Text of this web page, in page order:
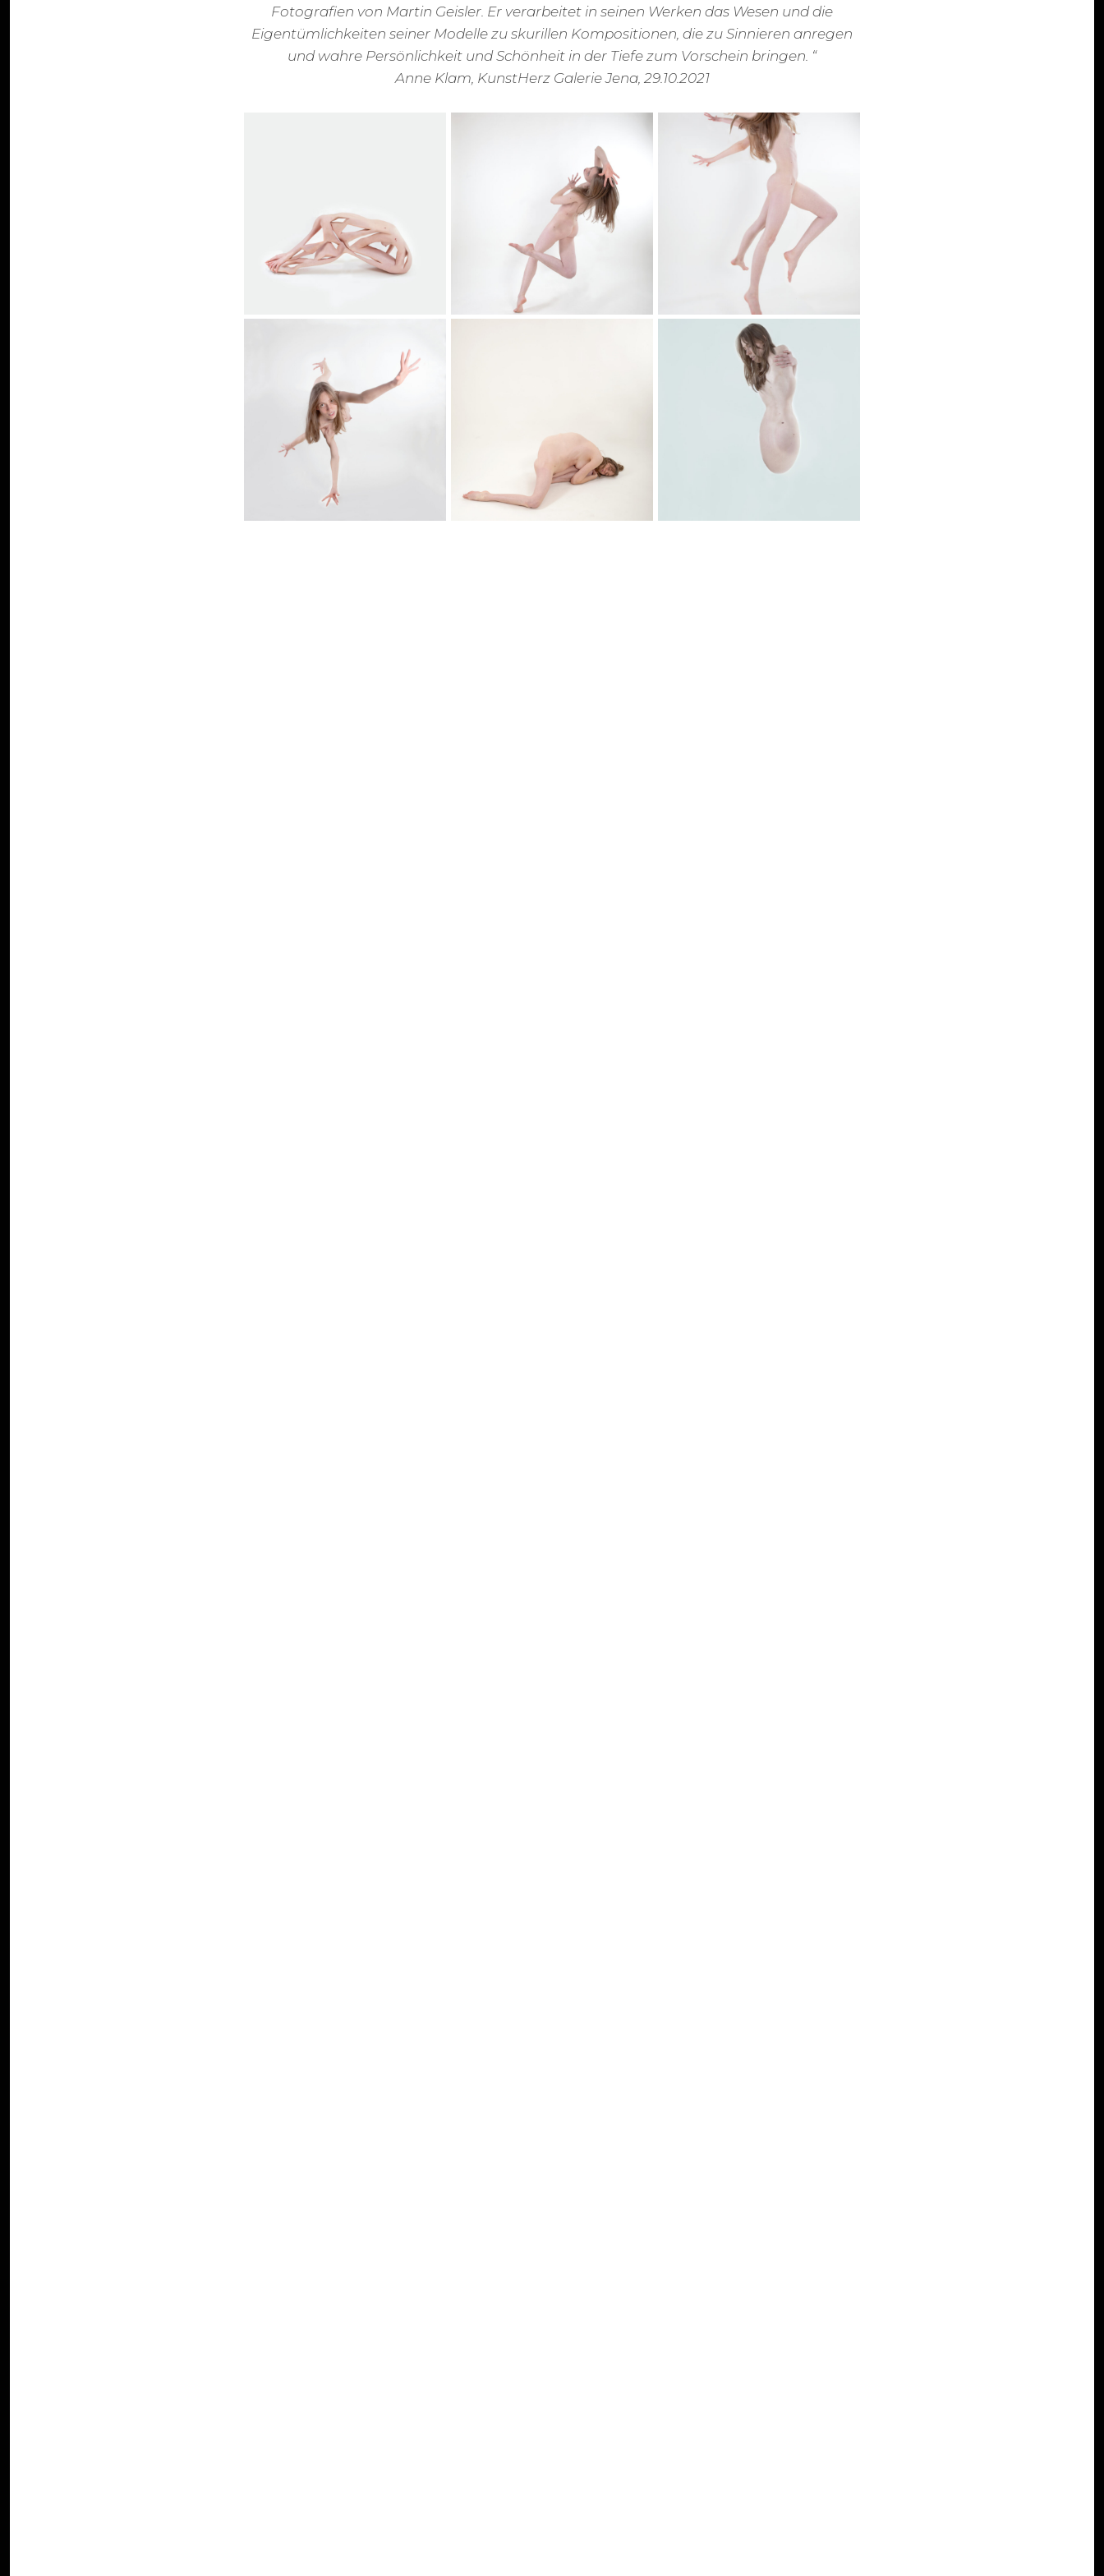
Fotografien von Martin Geisler. Er verarbeitet in seinen Werken das Wesen und die
Eigentümlichkeiten seiner Modelle zu skurillen Kompositionen, die zu Sinnieren anregen
und wahre Persönlichkeit und Schönheit in der Tiefe zum Vorschein bringen. “
Anne Klam, KunstHerz Galerie Jena, 29.10.2021